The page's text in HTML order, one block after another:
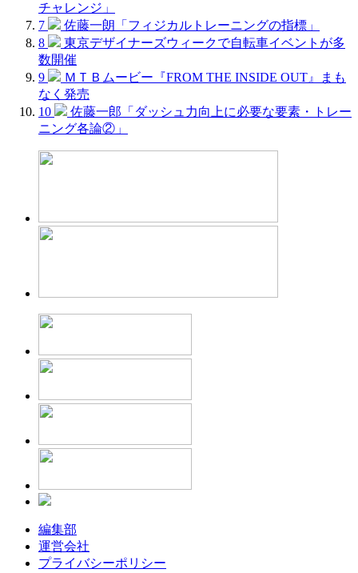
チャレンジ」
7
佐藤一朗「フィジカルトレーニングの指標」
8
東京デザイナーズウィークで自転車イベントが多
数開催
9
ＭＴＢムービー『FROM THE INSIDE OUT』まも
なく発売
10
佐藤一郎「ダッシュ力向上に必要な要素・トレー
ニング各論②」
編集部
運営会社
プライバシーポリシー